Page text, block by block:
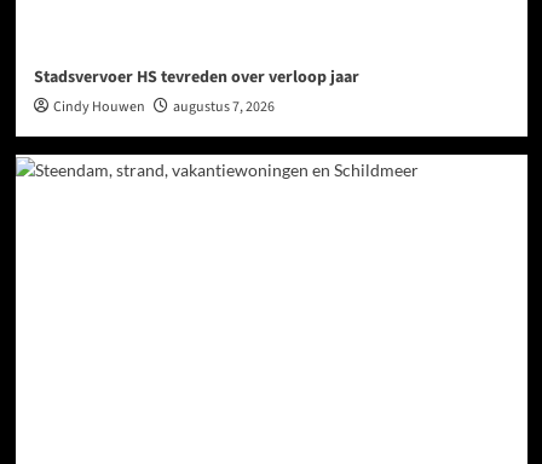
Stadsvervoer HS tevreden over verloop jaar
Cindy Houwen augustus 7, 2026